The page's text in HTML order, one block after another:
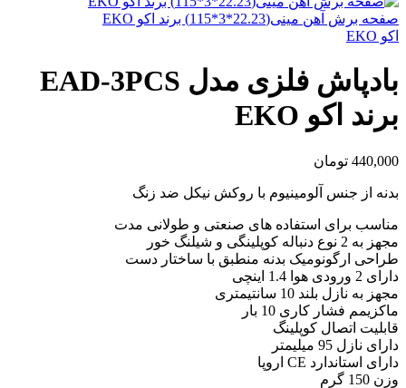
صفحه برش آهن مینی(22.23*3*115) برند اکو EKO
اکو EKO
بادپاش فلزی مدل EAD-3PCS
برند اکو EKO
440,000 تومان
بدنه از جنس آلومینیوم با روکش نیکل ضد زنگ
مناسب برای استفاده های صنعتی و طولانی مدت
مجهز به 2 نوع دنباله کوپلینگی و شیلنگ خور
طراحی ارگونومیک بدنه منطبق با ساختار دست
دارای 2 ورودی هوا 1.4 اینچی
مجهز به نازل بلند 10 سانتیمتری
ماکزیمم فشار کاری 10 بار
قابلیت اتصال کوپلینگ
دارای نازل 95 میلیمتر
دارای استاندارد CE اروپا
وزن 150 گرم